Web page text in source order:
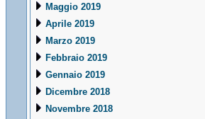
Maggio 2019
Aprile 2019
Marzo 2019
Febbraio 2019
Gennaio 2019
Dicembre 2018
Novembre 2018